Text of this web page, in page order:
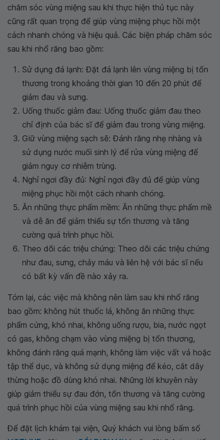
chăm sóc vùng miệng sau khi thực hiện thủ tục này
cũng rất quan trọng để giúp vùng miệng phục hồi một
cách nhanh chóng và hiệu quả. Các biện pháp chăm sóc
sau khi nhổ răng bao gồm:
Sử dụng đá lạnh: Đặt đá lạnh lên vùng miệng bị tổn
thương trong khoảng thời gian 10 đến 20 phút để
giảm đau và sưng.
Uống thuốc giảm đau: Uống thuốc giảm đau theo
chỉ định của bác sĩ để giảm đau trong vùng miệng.
Giữ vùng miệng sạch sẽ: Đánh răng nhẹ nhàng và
sử dụng nước muối sinh lý để rửa vùng miệng để
giảm nguy cơ nhiễm trùng.
Nghỉ ngơi đầy đủ: Nghỉ ngơi đầy đủ để giúp vùng
miệng phục hồi một cách nhanh chóng.
Ăn những thực phẩm mềm: Ăn những thực phẩm mề
và dễ ăn để giảm thiểu sự tổn thương và tăng
cường quá trình phục hồi.
Theo dõi các triệu chứng: Theo dõi các triệu chứng
như đau, sưng, chảy máu và liên hệ với bác sĩ nếu
có bất kỳ vấn đề nào xảy ra.
Tóm lại, các việc mà không nên làm sau khi nhổ răng
bao gồm: không hút thuốc lá, không ăn những thực
phẩm cứng, khó nhai, không uống rượu, bia, nước ngọt
có gas, không chạm vào vùng miệng bị tổn thương,
không đánh răng quá mạnh, không làm việc vất vả hoặc
tập thể dục, và không sử dụng miệng để kéo, cắt dây
thừng hoặc đồ dùng khó nhai. Những lời khuyên này
giúp giảm thiểu sự đau đớn, tổn thương và tăng cường
quá trình phục hồi của vùng miệng sau khi nhổ răng.
Để đặt lịch khám tại viện, Quý khách vui lòng bấm số